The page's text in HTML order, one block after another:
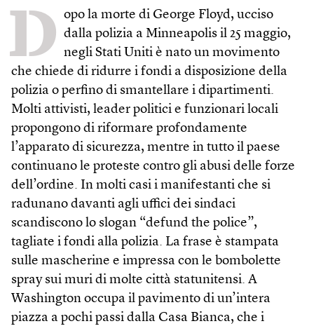
D opo la morte di George Floyd, ucciso
dalla polizia a Minneapolis il 25 maggio,
negli Stati Uniti è nato un movimento
che chiede di ridurre i fondi a disposizione della
polizia o perfino di smantellare i dipartimenti.
Molti attivisti, leader politici e funzionari locali
propongono di riformare profondamente
l’apparato di sicurezza, mentre in tutto il paese
continuano le proteste contro gli abusi delle forze
dell’ordine. In molti casi i manifestanti che si
radunano davanti agli uffici dei sindaci
scandiscono lo slogan “defund the police”,
tagliate i fondi alla polizia. La frase è stampata
sulle mascherine e impressa con le bombolette
spray sui muri di molte città statunitensi. A
Washington occupa il pavimento di un’intera
piazza a pochi passi dalla Casa Bianca, che i